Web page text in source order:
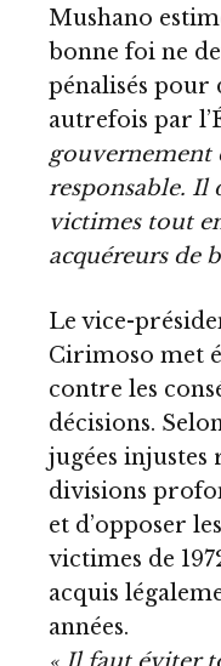
Mushano
bonne foi ne
pénalisés pour
autrefois par
responsable. Il
victimes tout
acquéreurs de
Le vice-
Cirimoso met
contre les
décisions.
jugées injustes
divisions
et d’opposer
victimes de
acquis
années.